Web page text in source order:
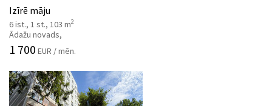
Izīrē māju
6 ist., 1 st., 103 m2
Ādažu novads,
1 700 EUR / mēn.